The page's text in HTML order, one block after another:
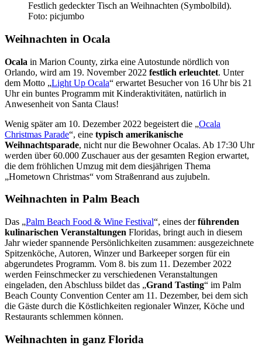
Festlich gedeckter Tisch an Weihnachten (Symbolbild).
Foto: picjumbo
Weihnachten in Ocala
Ocala in Marion County, zirka eine Autostunde nördlich von
Orlando, wird am 19. November 2022 festlich erleuchtet. Unter
dem Motto „Light Up Ocala“ erwartet Besucher von 16 Uhr bis 21
Uhr ein buntes Programm mit Kinderaktivitäten, natürlich in
Anwesenheit von Santa Claus!
Wenig später am 10. Dezember 2022 begeistert die „Ocala
Christmas Parade“, eine typisch amerikanische
Weihnachtsparade, nicht nur die Bewohner Ocalas. Ab 17:30 Uhr
werden über 60.000 Zuschauer aus der gesamten Region erwartet,
die dem fröhlichen Umzug mit dem diesjährigen Thema
„Hometown Christmas“ vom Straßenrand aus zujubeln.
Weihnachten in Palm Beach
Das „Palm Beach Food & Wine Festival“, eines derführenden
kulinarischen Veranstaltungen Floridas, bringt auch in diesem
Jahr wieder spannende Persönlichkeiten zusammen: ausgezeichnete
Spitzenköche, Autoren, Winzer und Barkeeper sorgen für ein
abgerundetes Programm. Vom 8. bis zum 11. Dezember 2022
werden Feinschmecker zu verschiedenen Veranstaltungen
eingeladen, den Abschluss bildet das „Grand Tasting“ im Palm
Beach County Convention Center am 11. Dezember, bei dem sich
die Gäste durch die Köstlichkeiten regionaler Winzer, Köche und
Restaurants schlemmen können.
Weihnachten in ganz Florida